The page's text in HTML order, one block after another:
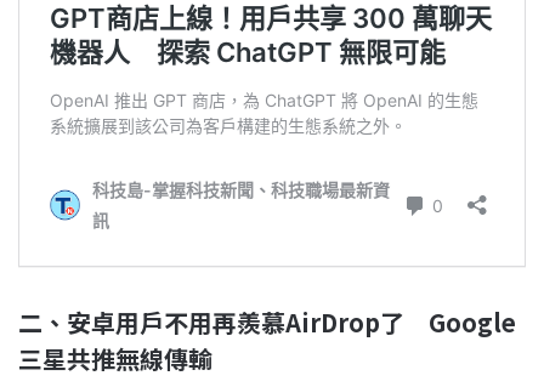
二、安卓用戶不用再羨慕AirDrop了 Google
三星共推無線傳輸